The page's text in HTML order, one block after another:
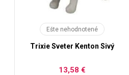
Ešte nehodnotené
Trixie Sveter Kenton Sivý
13,58 €